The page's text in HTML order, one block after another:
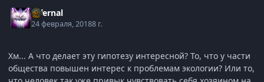
Infernal
24 февраля, 20188 г.
Хм... А что делает эту гипотезу интересной? То, что у части
общества повышен интерес к проблемам экологии? Или то,